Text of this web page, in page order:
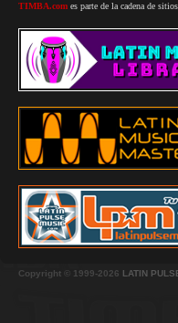
TIMBA.com es parte de la cadena de
Copyright © 1999-2026 LATIN